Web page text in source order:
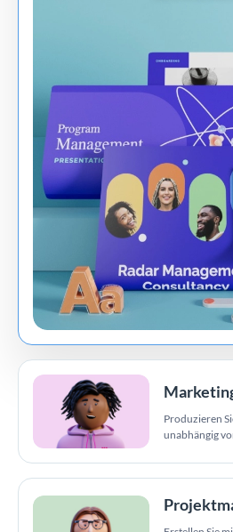
Produzieren
unabhängig